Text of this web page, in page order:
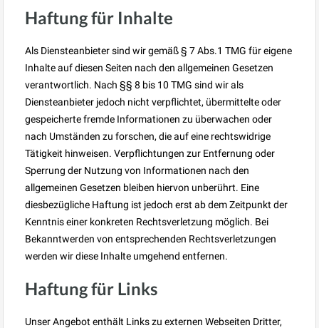
Haftung für Inhalte
Als Diensteanbieter sind wir gemäß § 7 Abs.1 TMG für eigene
Inhalte auf diesen Seiten nach den allgemeinen Gesetzen
verantwortlich. Nach §§ 8 bis 10 TMG sind wir als
Diensteanbieter jedoch nicht verpflichtet, übermittelte oder
gespeicherte fremde Informationen zu überwachen oder
nach Umständen zu forschen, die auf eine rechtswidrige
Tätigkeit hinweisen. Verpflichtungen zur Entfernung oder
Sperrung der Nutzung von Informationen nach den
allgemeinen Gesetzen bleiben hiervon unberührt. Eine
diesbezügliche Haftung ist jedoch erst ab dem Zeitpunkt der
Kenntnis einer konkreten Rechtsverletzung möglich. Bei
Bekanntwerden von entsprechenden Rechtsverletzungen
werden wir diese Inhalte umgehend entfernen.
Haftung für Links
Unser Angebot enthält Links zu externen Webseiten Dritter,